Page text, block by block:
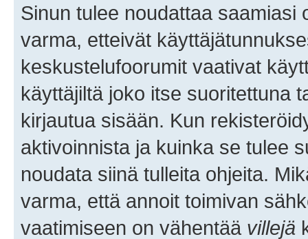
Sinun tulee noudattaa saamiasi
varma, etteivät
keskustelufoorumit vaativat
käyttäjiltä joko itse suoritettuna
kirjautua sisään. Kun
aktivoinnista ja kuinka se tulee
noudata siinä tulleita ohjeita.
varma, että annoit toimivan
vaatimiseen on vähentää villejä